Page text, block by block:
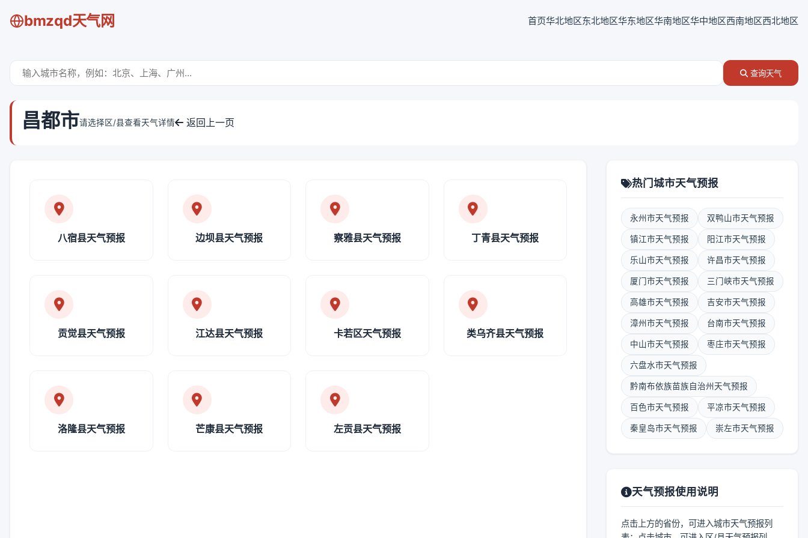
bmzqd天气网 首页华北地区东北地区华东地区华南地区华中地区西南地区西北地区
查询天气
昌都市请选择区/县查看天气详情 返回上一页
八宿县天气预报 边坝县天气预报 察雅县天气预报 丁青县天气预报
贡觉县天气预报 江达县天气预报 卡若区天气预报 类乌齐县天气预报
洛隆县天气预报 芒康县天气预报 左贡县天气预报
热门城市天气预报
永州市天气预报 双鸭山市天气预报
镇江市天气预报 阳江市天气预报
乐山市天气预报 许昌市天气预报
厦门市天气预报 三门峡市天气预报
高雄市天气预报 吉安市天气预报
漳州市天气预报 台南市天气预报
中山市天气预报 枣庄市天气预报
六盘水市天气预报
黔南布依族苗族自治州天气预报
百色市天气预报 平凉市天气预报
秦皇岛市天气预报 崇左市天气预报
天气预报使用说明
点击上方的省份，可进入城市天气预报列